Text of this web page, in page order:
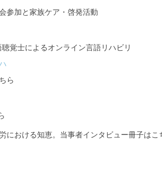
参加と家族ケア・啓発活動
覚士によるオンライン言語リハビリ
ら
における知恵。当事者インタビュー冊子は